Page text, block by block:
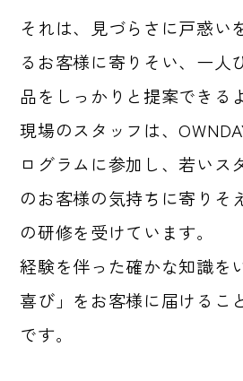
それは、見づらさに戸惑い
るお客様に寄りそい、一人
品をしっかりと提案できる
現場のスタッフは、
ログラムに参加し、若いス
のお客様の気持ちに寄りそ
の研修を受けています。
経験を伴った確かな知識を
喜び」をお客様に届けるこ
です。